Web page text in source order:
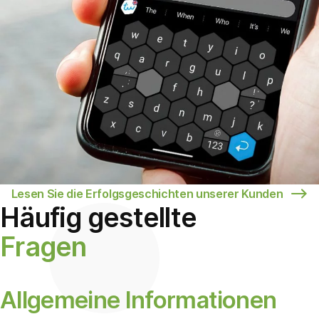
Lesen Sie die Erfolgsgeschichten unserer Kunden
Häufig gestellte
Fragen
Allgemeine Informationen